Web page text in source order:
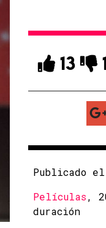
13
Publicado
Películas,
duración